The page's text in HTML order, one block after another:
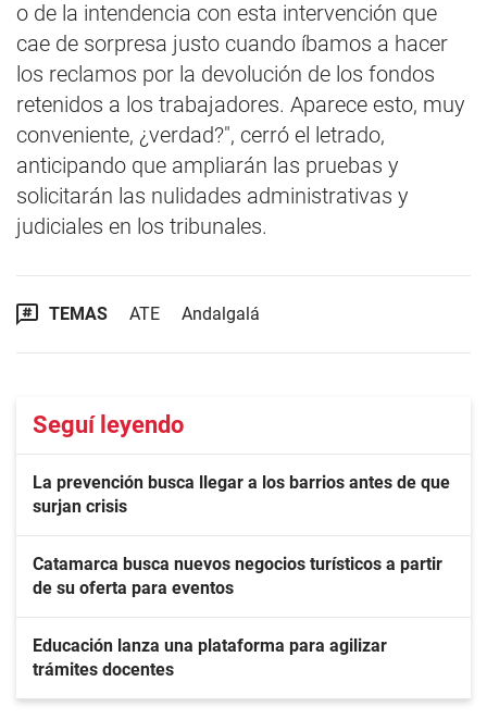
o de la intendencia con esta intervención que
cae de sorpresa justo cuando íbamos a hacer
los reclamos por la devolución de los fondos
retenidos a los trabajadores. Aparece esto, muy
conveniente, ¿verdad?", cerró el letrado,
anticipando que ampliarán las pruebas y
solicitarán las nulidades administrativas y
judiciales en los tribunales.
TEMAS ATE Andalgalá
Seguí leyendo
La prevención busca llegar a los barrios antes de que
surjan crisis
Catamarca busca nuevos negocios turísticos a partir
de su oferta para eventos
Educación lanza una plataforma para agilizar
trámites docentes